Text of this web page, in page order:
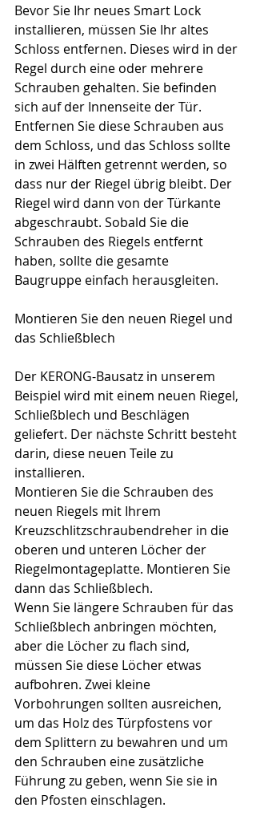
Bevor Sie Ihr neues Smart Lock
installieren, müssen Sie Ihr altes
Schloss entfernen. Dieses wird in der
Regel durch eine oder mehrere
Schrauben gehalten. Sie befinden
sich auf der Innenseite der Tür.
Entfernen Sie diese Schrauben aus
dem Schloss, und das Schloss sollte
in zwei Hälften getrennt werden, so
dass nur der Riegel übrig bleibt. Der
Riegel wird dann von der Türkante
abgeschraubt. Sobald Sie die
Schrauben des Riegels entfernt
haben, sollte die gesamte
Baugruppe einfach herausgleiten.
Montieren Sie den neuen Riegel und
das Schließblech
Der KERONG-Bausatz in unserem
Beispiel wird mit einem neuen Riegel,
Schließblech und Beschlägen
geliefert. Der nächste Schritt besteht
darin, diese neuen Teile zu
installieren.
Montieren Sie die Schrauben des
neuen Riegels mit Ihrem
Kreuzschlitzschraubendreher in die
oberen und unteren Löcher der
Riegelmontageplatte. Montieren Sie
dann das Schließblech.
Wenn Sie längere Schrauben für das
Schließblech anbringen möchten,
aber die Löcher zu flach sind,
müssen Sie diese Löcher etwas
aufbohren. Zwei kleine
Vorbohrungen sollten ausreichen,
um das Holz des Türpfostens vor
dem Splittern zu bewahren und um
den Schrauben eine zusätzliche
Führung zu geben, wenn Sie sie in
den Pfosten einschlagen.